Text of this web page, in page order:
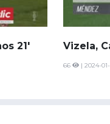
21' Vizela,
66 | 2024-